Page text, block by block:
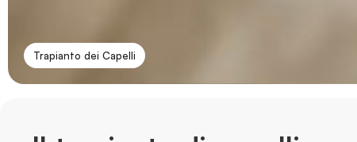
Trapianto dei Capelli